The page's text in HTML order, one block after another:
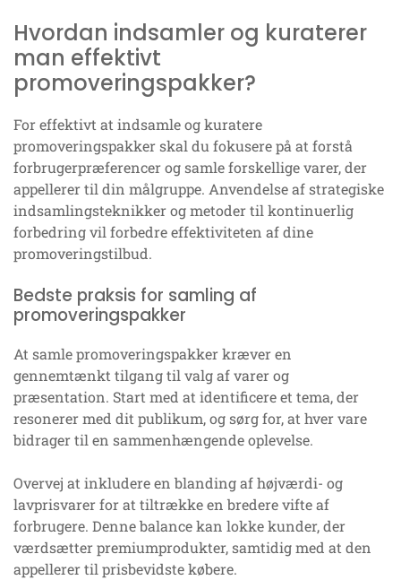
Hvordan indsamler og kuraterer
man effektivt
promoveringspakker?
For effektivt at indsamle og kuratere
promoveringspakker skal du fokusere på at forstå
forbrugerpræferencer og samle forskellige varer, der
appellerer til din målgruppe. Anvendelse af strategiske
indsamlingsteknikker og metoder til kontinuerlig
forbedring vil forbedre effektiviteten af dine
promoveringstilbud.
Bedste praksis for samling af
promoveringspakker
At samle promoveringspakker kræver en
gennemtænkt tilgang til valg af varer og
præsentation. Start med at identificere et tema, der
resonerer med dit publikum, og sørg for, at hver vare
bidrager til en sammenhængende oplevelse.
Overvej at inkludere en blanding af højværdi- og
lavprisvarer for at tiltrække en bredere vifte af
forbrugere. Denne balance kan lokke kunder, der
værdsætter premiumprodukter, samtidig med at den
appellerer til prisbevidste købere.